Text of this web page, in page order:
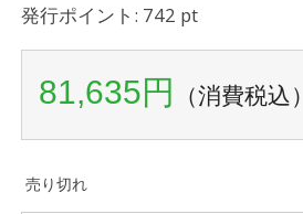
発行ポイント: 742 pt
81,635円 （消費税込）
売り切れ